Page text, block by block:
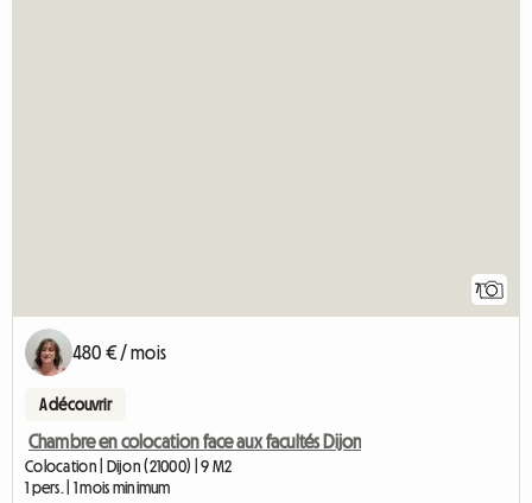
7
480 € / mois
A découvrir
Chambre en colocation face aux facultés Dijon
Colocation | Dijon (21000) | 9 M2
1 pers. | 1 mois minimum